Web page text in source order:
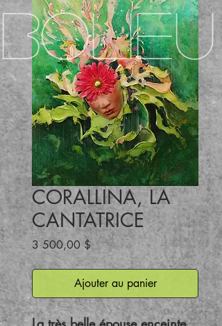
CORALLINA, LA
CANTATRICE
3 500,00 $Prix
Ajouter au panier
BOLIEU